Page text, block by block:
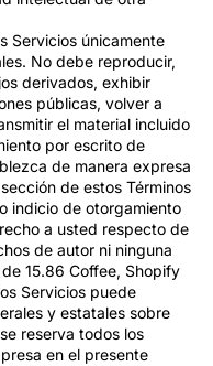
Servicios únicamente
No debe reproducir,
derivados, exhibir
públicas, volver a
el material incluido
por escrito de
de manera expresa
de estos Términos
indicio de otorgamiento
a usted respecto de
de autor ni ninguna
15.86 Coffee, Shopify
Servicios puede
y estatales sobre
reserva todos los
en el presente